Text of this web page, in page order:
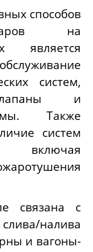
способов
на
является
систем,
и
Также
систем
связана с
налива
и вагоны-